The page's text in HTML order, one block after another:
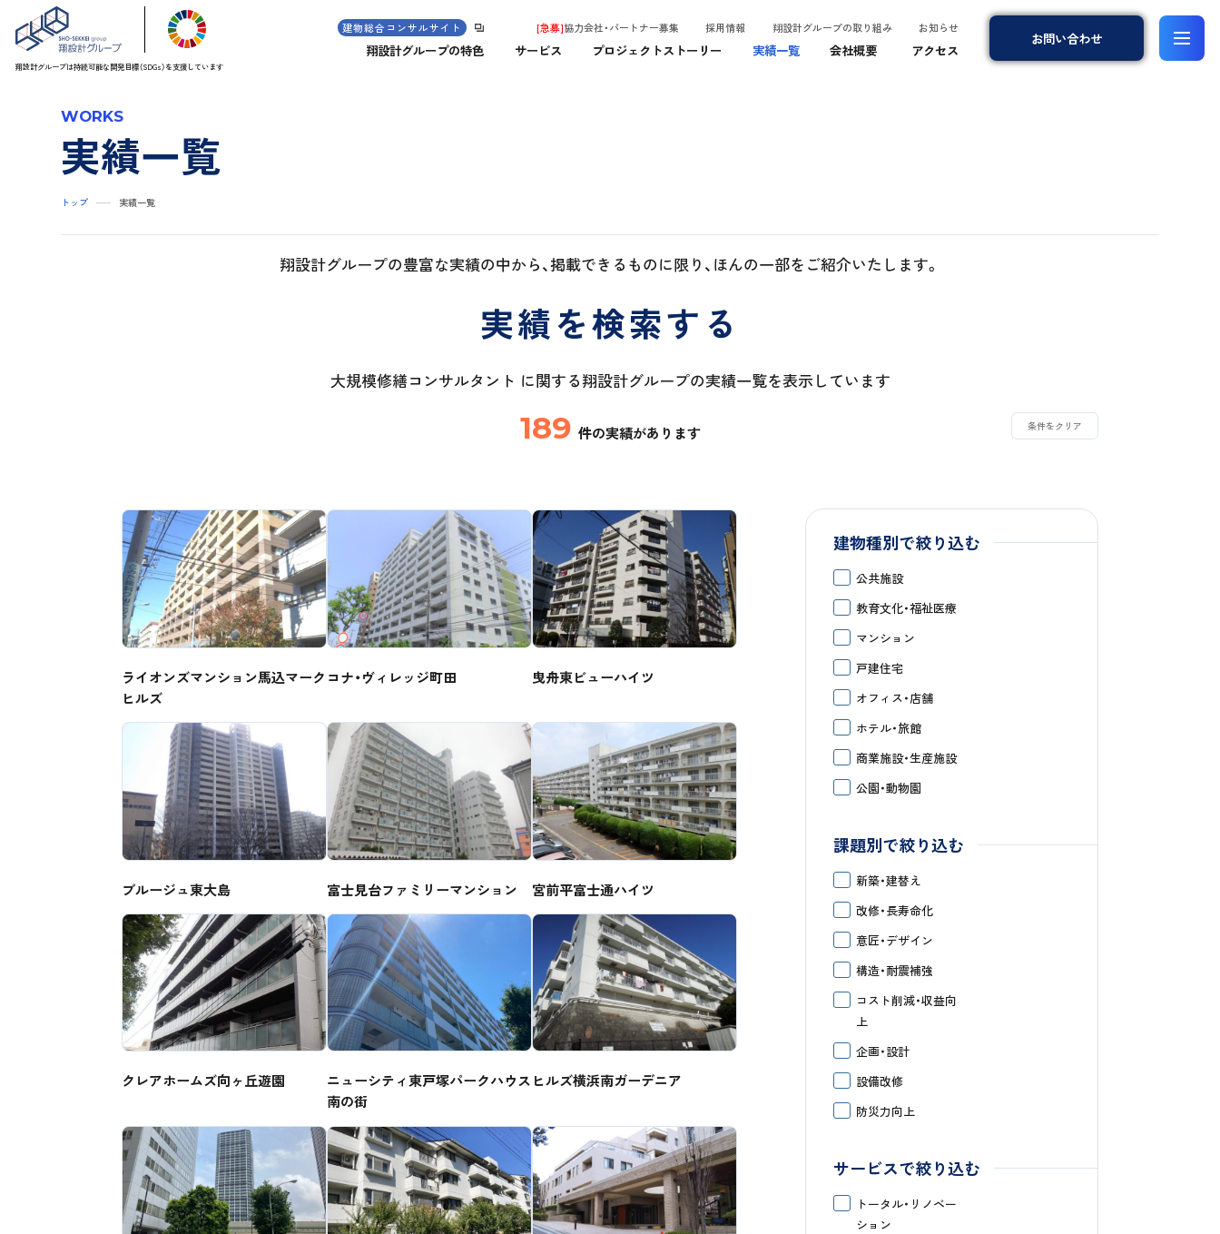
翔設計グループは持続可能な開発目標（SDGs）を支援しています
建物総合コンサルサイト [急募]協力会社・パートナー募集 採用情報 翔設計グループの取り組み お知らせ
翔設計グループの特色 サービス プロジェクトストーリー 実績一覧 会社概要 アクセス
お問い合わせ
実績一覧
WORKS
トップ 実績一覧
翔設計グループの豊富な実績の中から、掲載できる ものに限り、ほんの一部をご紹介いたします。
実績を検索する
大規模修繕コンサルタント に関する翔設計グループの実績一覧を表示しています
189 件の実績があります 条件をクリア
建物種別で絞り込む
公共施設
教育文化・福祉医療
マンション
戸建住宅
オフィス・店舗
ホテル・旅館
商業施設・生産施設
公園・動物園
課題別で絞り込む
新築・建替え
改修・長寿命化
意匠・デザイン
構造・耐震補強
コスト削減・収益向
上
企画・設計
設備改修
防災力向上
サービスで絞り込む
トータル・ リノベー
ション
ライオンズマンション馬込マーク
ヒルズ
コナ・ヴィレッジ町田 曳舟東ビューハイツ
ブルージュ東大島 富士見台ファミリーマンション 宮前平富士通ハイツ
クレアホームズ向ヶ丘遊園
ニューシティ東戸塚パークハウス
南の街
ヒルズ横浜南ガーデニア